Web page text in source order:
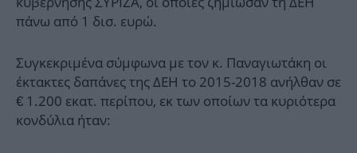
πάνω από 1 δισ. ευρώ.
Συγκεκριμένα σύμφωνα με τον κ. Παναγιωτάκη οι
έκτακτες δαπάνες της ΔΕΗ το 2015-2018 ανήλθαν σε
€ 1.200 εκατ. περίπου, εκ των οποίων τα κυριότερα
κονδύλια ήταν: